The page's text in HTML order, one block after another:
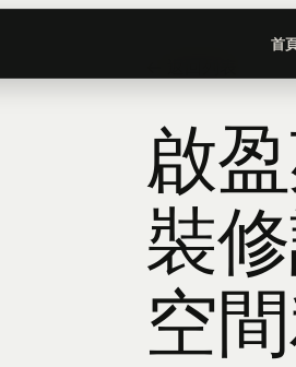
首
啟
裝
空